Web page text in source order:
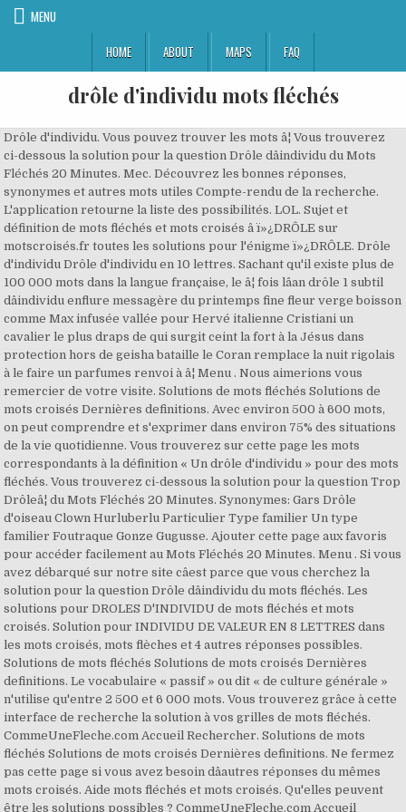
MENU
HOME
ABOUT MAPS FAQ
drôle d'individu mots fléchés
Drôle d'individu. Vous pouvez trouver les mots â¦ Vous trouverez
ci-dessous la solution pour la question Drôle dâindividu du Mots
Fléchés 20 Minutes. Mec. Découvrez les bonnes réponses,
synonymes et autres mots utiles Compte-rendu de la recherche.
L'application retourne la liste des possibilités. LOL. Sujet et
définition de mots fléchés et mots croisés â ï»¿DRÔLE sur
motscroisés.fr toutes les solutions pour l'énigme ï»¿DRÔLE. Drôle
d'individu Drôle d'individu en 10 lettres. Sachant qu'il existe plus de
100 000 mots dans la langue française, le â¦ fois lâan drôle 1 subtil
dâindividu enflure messagère du printemps fine fleur verge boisson
comme Max infusée vallée pour Hervé italienne Cristiani un
cavalier le plus draps de qui surgit ceint la fort à la Jésus dans
protection hors de geisha bataille le Coran remplace la nuit rigolais
à le faire un parfumes renvoi à â¦ Menu . Nous aimerions vous
remercier de votre visite. Solutions de mots fléchés Solutions de
mots croisés Dernières definitions. Avec environ 500 à 600 mots,
on peut comprendre et s'exprimer dans environ 75% des situations
de la vie quotidienne. Vous trouverez sur cette page les mots
correspondants à la définition « Un drôle d'individu » pour des mots
fléchés. Vous trouverez ci-dessous la solution pour la question Trop
Drôleâ¦ du Mots Fléchés 20 Minutes. Synonymes: Gars Drôle
d'oiseau Clown Hurluberlu Particulier Type familier Un type
familier Foutraque Gonze Gugusse. Ajouter cette page aux favoris
pour accéder facilement au Mots Fléchés 20 Minutes. Menu . Si vous
avez débarqué sur notre site câest parce que vous cherchez la
solution pour la question Drôle dâindividu du mots fléchés. Les
solutions pour DROLES D'INDIVIDU de mots fléchés et mots
croisés. Solution pour INDIVIDU DE VALEUR EN 8 LETTRES dans
les mots croisés, mots flèches et 4 autres réponses possibles.
Solutions de mots fléchés Solutions de mots croisés Dernières
definitions. Le vocabulaire « passif » ou dit « de culture générale »
n'utilise qu'entre 2 500 et 6 000 mots. Vous trouverez grâce à cette
interface de recherche la solution à vos grilles de mots fléchés.
CommeUneFleche.com Accueil Rechercher. Solutions de mots
fléchés Solutions de mots croisés Dernières definitions. Ne fermez
pas cette page si vous avez besoin dâautres réponses du mêmes
mots croisés. Aide mots fléchés et mots croisés. Qu'elles peuvent
être les solutions possibles ? CommeUneFleche.com Accueil